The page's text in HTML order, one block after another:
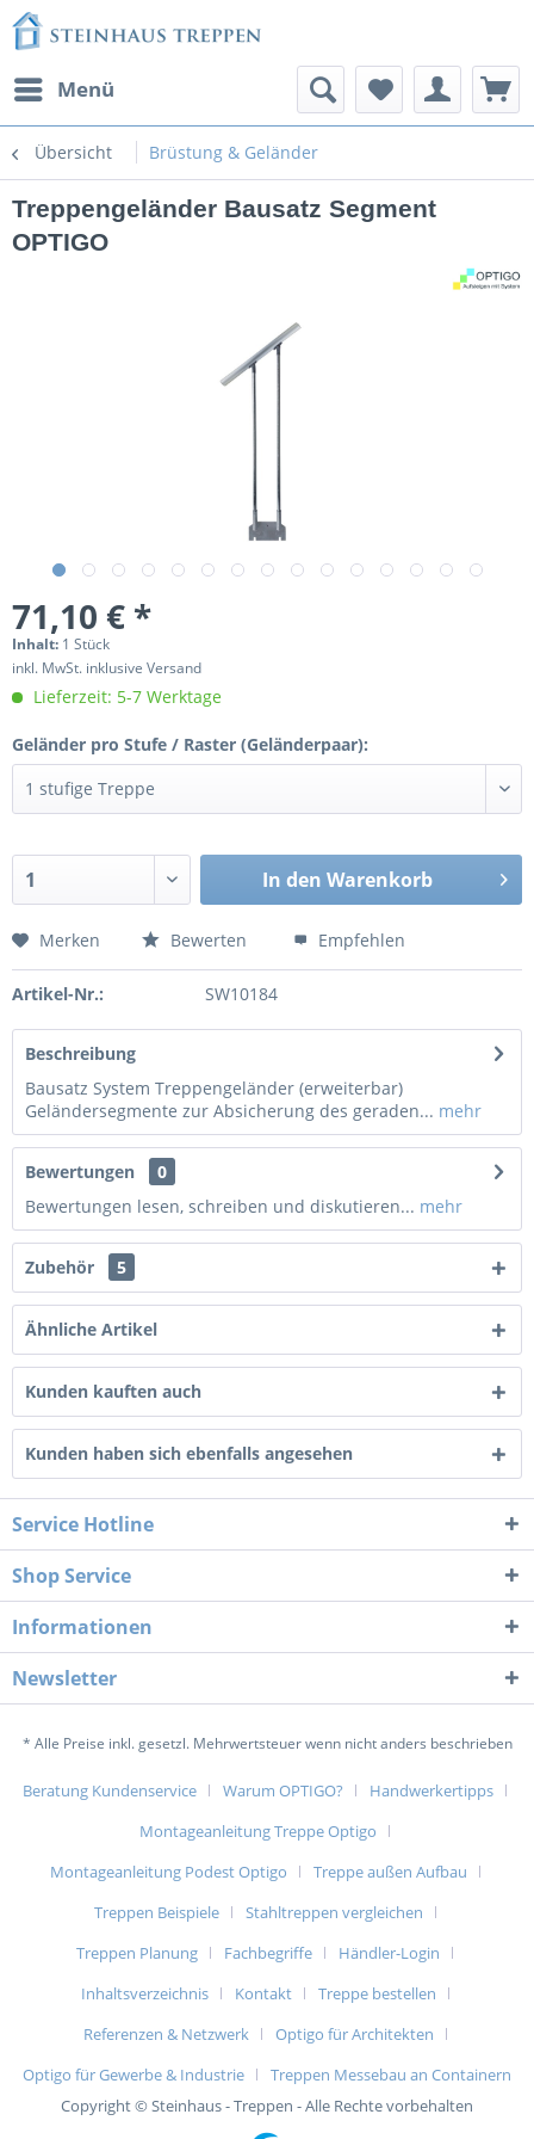
Menü
Übersicht Brüstung & Geländer
Treppengeländer Bausatz Segment
OPTIGO
71,10 € *
Inhalt: 1 Stück
inkl. MwSt. inklusive Versand
Lieferzeit: 5-7 Werktage
Geländer pro Stufe / Raster (Geländerpaar):
In den Warenkorb
Merken Bewerten Empfehlen
Artikel-Nr.: SW10184
Beschreibung
Bausatz System Treppengeländer (erweiterbar)
Geländersegmente zur Absicherung des geraden... mehr
Bewertungen
0
Bewertungen lesen, schreiben und diskutieren... mehr
Zubehör 5
Ähnliche Artikel
Kunden kauften auch
Kunden haben sich ebenfalls angesehen
Service Hotline
Shop Service
Informationen
Newsletter
* Alle Preise inkl. gesetzl. Mehrwertsteuer wenn nicht anders beschrieben
Beratung Kundenservice Warum OPTIGO?
Handwerkertipps
Montageanleitung Treppe Optigo
Montageanleitung Podest Optigo
Treppe außen Aufbau
Treppen Beispiele
Stahltreppen vergleichen
Treppen Planung
Fachbegriffe
Händler-Login
Inhaltsverzeichnis
Kontakt
Treppe bestellen
Referenzen & Netzwerk
Optigo für Architekten
Optigo für Gewerbe & Industrie
Treppen Messebau an Containern
Copyright © Steinhaus - Treppen - Alle Rechte vorbehalten